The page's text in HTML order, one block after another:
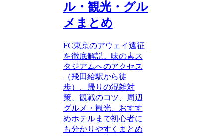
ル・観光・グル
メまとめ
FC東京のアウェイ遠征
を徹底解説。味の素ス
タジアムへのアクセス
（飛田給駅から徒
歩）、帰りの混雑対
策、観戦のコツ、周辺
グルメ・観光、おすす
めホテルまで初心者に
も分かりやすくまとめ